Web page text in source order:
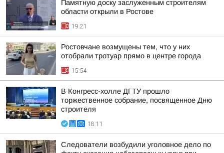
Памятную доску заслуженным строителям
области открыли в Ростове
19:21
Ростовчане возмущены тем, что у них
отобрали тротуар прямо в центре города
15:54
В Конгресс-холле ДГТУ прошло
торжественное собрание, посвященное Дню
строителя
18:11
Следователи возбудили уголовное дело по